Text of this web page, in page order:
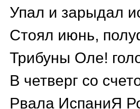
Упал и зарыдал
Стоял июнь,
Трибуны Оле!
В четверг со
Рвала ИспаниЯ